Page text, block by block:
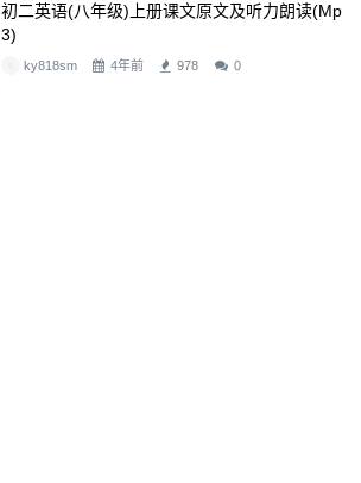
初二英语(八年级)上册课文原文及听力朗读(mp
3)
ky818sm 4年前 978 0